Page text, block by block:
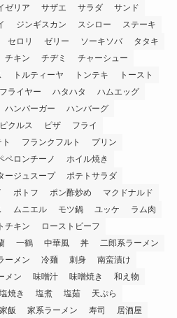
ゼリア サザエ サラダ
サンド
ジンギスカン スシロー
ステーキ
セロリ ゼリー ソーキソバ
タタキ
チキン チヂミ
チャーシュー
トルティーヤ トンテキ
トースト
ライヤー ハタハタ
ハムエッグ
ハンバーガー
ハンバーグ
ピクルス ピザ
フライ
フランクフルト
プリン
ペロンチーノ
ホイル焼き
ージュスープ
ポテトサラダ
ポトフ ポン酢炒め
マクドナルド
ムニエル モツ鍋 ユッケ
ラム肉
チキン
ローストビーフ
一鶴 中華風 丼
二郎系ラーメン
ーメン 冷麺 刺身
南蛮漬け
メン 味噌汁 味噌焼き
和え物
塩焼き 塩煮 塩茹
天ぷら
飯 家系ラーメン 寿司 居酒屋